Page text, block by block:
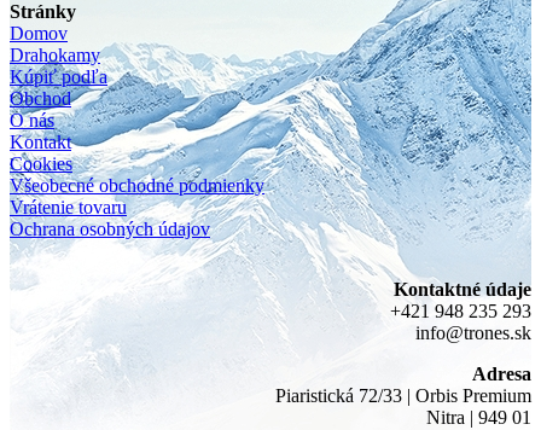
Stránky
Domov
Drahokamy
Kúpiť podľa
Obchod
O nás
Kontakt
Cookies
Všeobecné obchodné podmienky
Vrátenie tovaru
Ochrana osobných údajov
Kontaktné údaje
+421 948 235 293
info@trones.sk
Adresa
Piaristická 72/33 | Orbis Premium
Nitra | 949 01